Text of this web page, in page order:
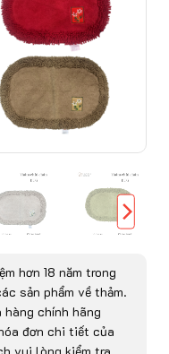
hơn 18 năm trong
sản phẩm về thảm.
hàng chính hãng
đơn chi tiết của